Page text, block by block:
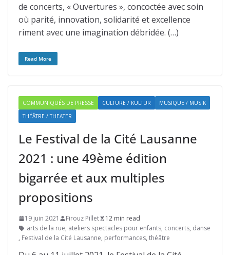
de concerts, « Ouvertures », concoctée avec soin
où parité, innovation, solidarité et excellence
riment avec une imagination débridée. (…)
Read More
COMMUNIQUÉS DE PRESSE CULTURE / KULTUR
MUSIQUE / MUSIK
THÉÂTRE / THEATER
Le Festival de la Cité Lausanne
2021 : une 49ème édition
bigarrée et aux multiples
propositions
19 juin 2021 Firouz Pillet
12 min read
arts de la rue, ateliers spectacles pour enfants, concerts, danse
, Festival de la Cité Lausanne, performances, théâtre